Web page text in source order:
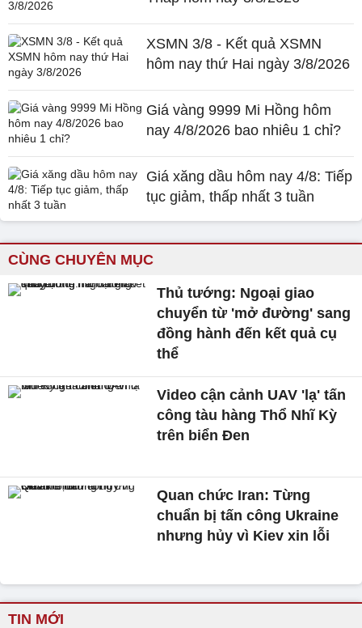
XSMN 3/8 - Kết quả XSMN
hôm nay thứ Hai ngày 3/8/2026
Giá vàng 9999 Mi Hồng hôm
nay 4/8/2026 bao nhiêu 1 chỉ?
Giá xăng dầu hôm nay 4/8: Tiếp
tục giảm, thấp nhất 3 tuần
CÙNG CHUYÊN MỤC
Thủ tướng: Ngoại giao
chuyển từ 'mở đường' sang
đồng hành đến kết quả cụ
thể
Video cận cảnh UAV 'lạ' tấn
công tàu hàng Thổ Nhĩ Kỳ
trên biển Đen
Quan chức Iran: Từng
chuẩn bị tấn công Ukraine
nhưng hủy vì Kiev xin lỗi
TIN MỚI